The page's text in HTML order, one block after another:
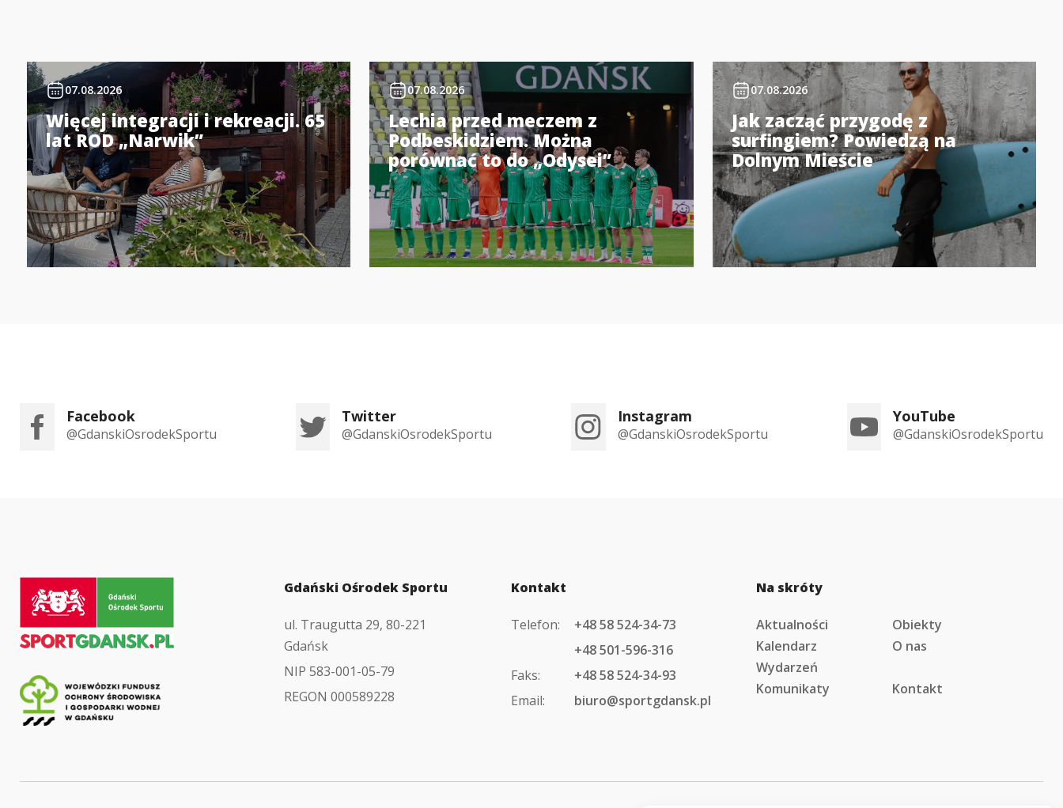
07.08.2026
Więcej integracji i rekreacji. 65
lat ROD „Narwik”
07.08.2026
Lechia przed meczem z
Podbeskidziem. Można
porównać to do „Odysei”
07.08.2026
Jak zacząć przygodę z
surfingiem? Powiedzą na
Dolnym Mieście
Facebook
@GdanskiOsrodekSportu
Twitter
@GdanskiOsrodekSportu
Instagram
@GdanskiOsrodekSportu
YouTube
@GdanskiOsrodekSportu
strony
Gdański Ośrodek Sportu
ul. Traugutta 29, 80-221
Gdańsk
NIP 583-001-05-79
REGON 000589228
Kontakt
Telefon:
+48 58 524-34-73
+48 501-596-316
Faks:
+48 58 524-34-93
Email:
biuro@sportgdansk.pl
Na skróty
Aktualności
Obiekty
Kalendarz
Wydarzeń
O nas
Komunikaty Kontakt